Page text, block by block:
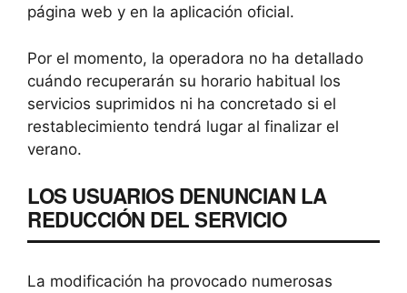
página web y en la aplicación oficial.
Por el momento, la operadora no ha detallado
cuándo recuperarán su horario habitual los
servicios suprimidos ni ha concretado si el
restablecimiento tendrá lugar al finalizar el
verano.
LOS USUARIOS DENUNCIAN LA
REDUCCIÓN DEL SERVICIO
La modificación ha provocado numerosas